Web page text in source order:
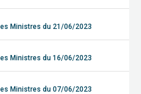
Ministres du 21/06/2023
Ministres du 16/06/2023
Ministres du 07/06/2023